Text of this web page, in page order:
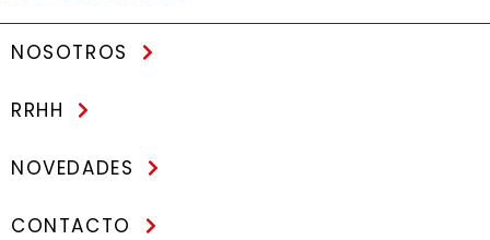
NOSOTROS
RRHH
NOVEDADES
CONTACTO